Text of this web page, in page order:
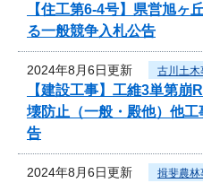
【住工第6-4号】県営旭ヶ
る一般競争入札公告
2024年8月6日更新 古川土木
【建設工事】工維3単第
壊防止（一般・殿他）他
告
2024年8月6日更新 揖斐農林